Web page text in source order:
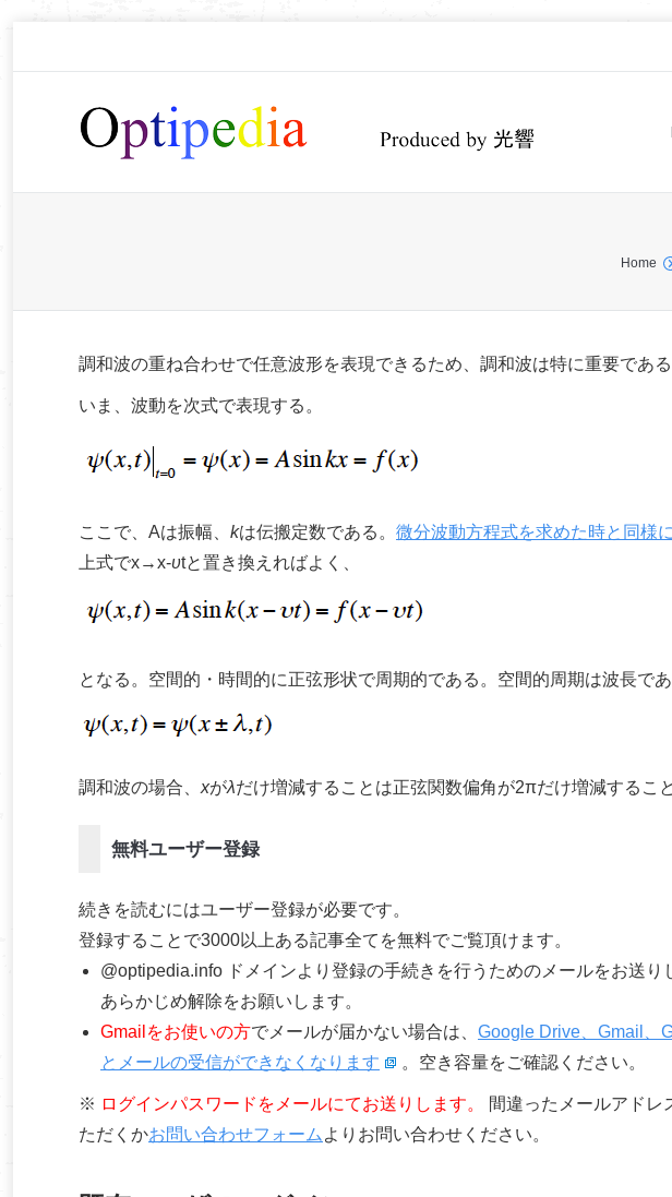
Home
調和波の重ね合わせで任意波形を表現できるため、調和波は特に重要である
いま、波動を次式で表現する。
ここで、Aは振幅、 kは伝搬定数である。 微分波動方程式を求めた時と同様に
上式でx→x-υtと置き換えればよく、
となる。空間的・時間的に正弦形状で周期的である。空間的周期は波長であ
調和波の場合、 xがλだけ増減することは正弦関数偏角が2πだけ増減するこ
無料ユーザー登録
続きを読むにはユーザー登録が必要です。
登録することで3000以上ある記事全てを無料でご覧頂けます。
@optipedia.info ドメインより登録の手続きを行うためのメールをお送り
あらかじめ解除をお願いします。
Gmailをお使いの方でメールが届かない場合は、 Google Drive、Gmail、
とメールの受信ができなくなります
。空き容量をご確認ください。
※ ログインパスワードをメールにてお送りします。
間違ったメールアドレ
ただくかお問い合わせフォーム よりお問い合わせください。